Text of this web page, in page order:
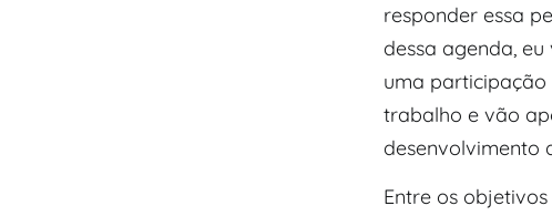
responder essa
dessa agenda,
uma
trabalho e vão
desenvolvimento
Entre os